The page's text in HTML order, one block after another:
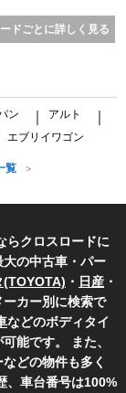
ドごとに詳しく見る
ン アルト
エブリイワゴン
覧
らクロスロードに
の中古車・パー
(TOYOTA) ・ 日産 ・
ーカー別に検索で
などのボディタイ
能です。 また、
どの物件も多く
、車台番号は100%